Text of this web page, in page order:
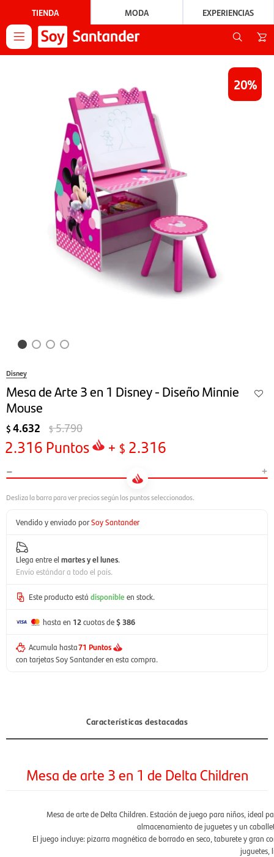
TIENDA MODA EXPERIENCIAS

20
Disney
Mesa de Arte 3 en 1 Disney - Diseño Minnie
Mouse
$ 4.632 $5.790
2.316 Puntos + $ 2.316
- +
Vendido y enviado porSoy Santander
Llega entre el martes y el lunes.
Envío estándar a todo el país.
Este producto está disponible en stock.
hasta en 12cuotas de$ 386
Acumula hasta71 Puntos
con tarjetas Soy Santander en esta compra.
Características destacadas
Mesa de arte 3 en 1 de Delta Children
Mesa de arte de Delta Children. Estación de juego para niños, ideal
almacenamiento de juguetes y un
El juego incluye: pizarra magnética de borrado en seco, taburete y gran
juguetes,